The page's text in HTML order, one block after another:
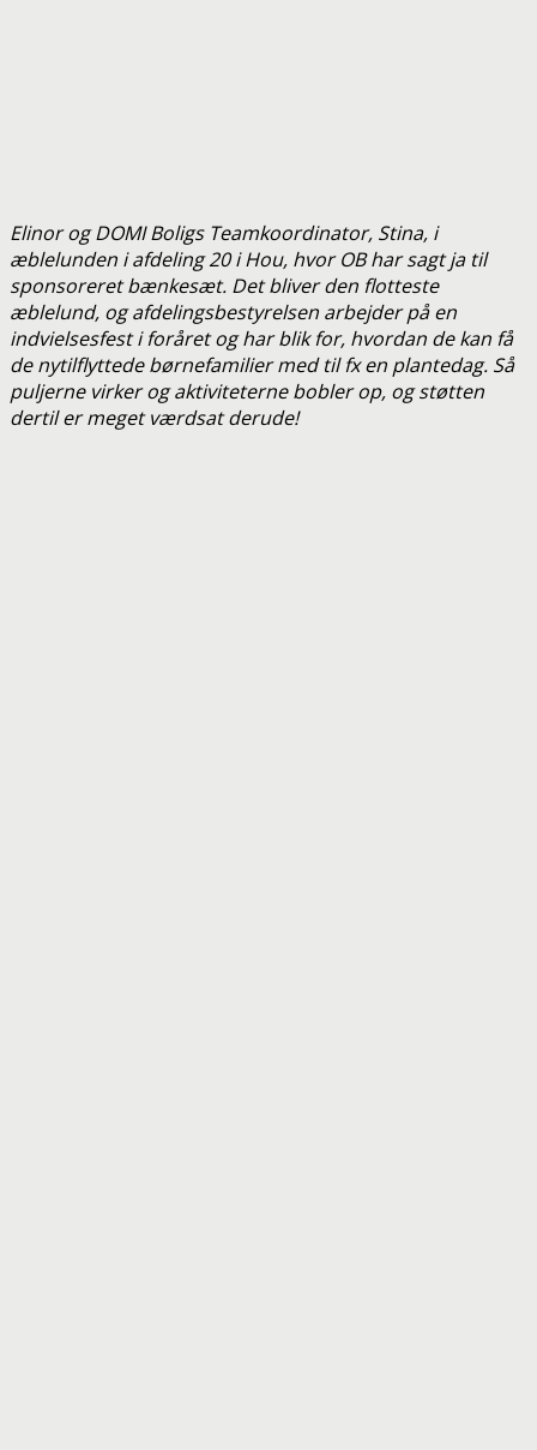
Elinor og DOMI Boligs Teamkoordinator, Stina, i
æblelunden i afdeling 20 i Hou, hvor OB har sagt ja til
sponsoreret bænkesæt. Det bliver den flotteste
æblelund, og afdelingsbestyrelsen arbejder på en
indvielsesfest i foråret og har blik for, hvordan de kan få
de nytilflyttede børnefamilier med til fx en plantedag. Så
puljerne virker og aktiviteterne bobler op, og støtten
dertil er meget værdsat derude!